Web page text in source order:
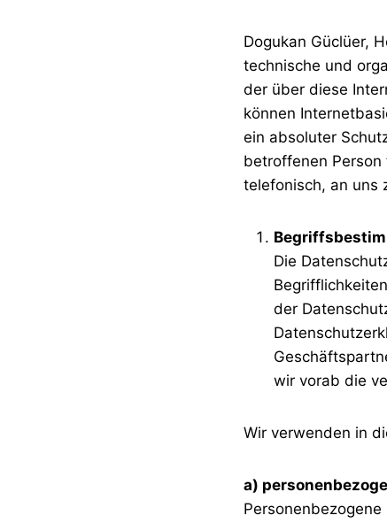
Dogukan Güclüer,
technische und
der über diese
können
ein absoluter
betroffenen
telefonisch, an uns
Die
der
wir vorab die
Wir verwenden in
a)